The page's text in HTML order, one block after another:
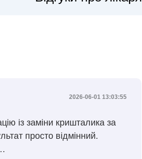
2026-06-01 13:03:55
із заміни кришталика за
просто відмінний.